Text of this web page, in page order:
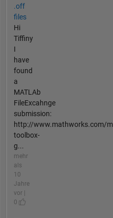
.off
files
Hi
Tiffiny
I
have
found
a
MATLAb
FileExcahnge
submission:
http://www.mathworks.com/
toolbox-
g...
mehr
als
10
Jahre
vor |
0